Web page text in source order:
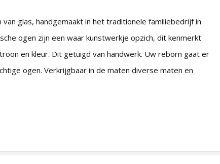
van glas, handgemaakt in het traditionele familiebedrijf in
ogen zijn een waar kunstwerkje opzich, dit kenmerkt
en kleur. Dit getuigd van handwerk. Uw reborn gaat er
ogen. Verkrijgbaar in de maten diverse maten en